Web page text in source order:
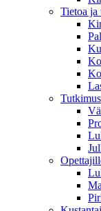
Tietoa ja
Tutkimus